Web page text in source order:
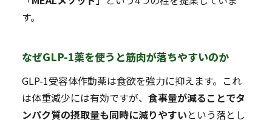
す。
なぜGLP-1薬を使うと筋肉が落ちやすいのか
GLP-1受容体作動薬は食欲を強力に抑えます。これ
は体重減少には有効ですが、 食事量が減ることでタ
ンパク質の摂取量も同時に減りやすいという落とし